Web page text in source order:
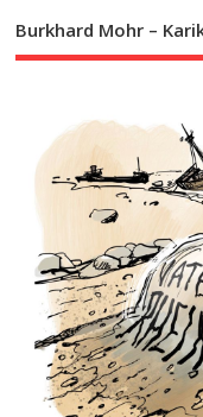
Burkhard Mohr –